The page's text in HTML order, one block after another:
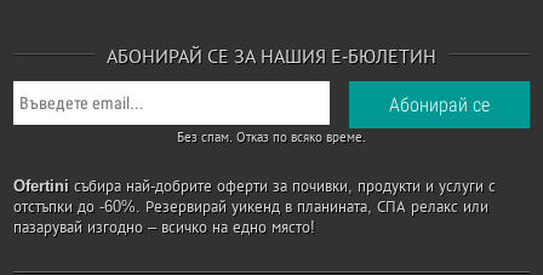
АБОНИРАЙ СЕ ЗА НАШИЯ Е-БЮЛЕТИН
Без спам. Отказ по всяко време.
Ofertini събира най-добрите оферти за почивки, продукти и услуги с
отстъпки до -60%. Резервирай уикенд в планината, СПА релакс или
пазарувай изгодно – всичко на едно място!